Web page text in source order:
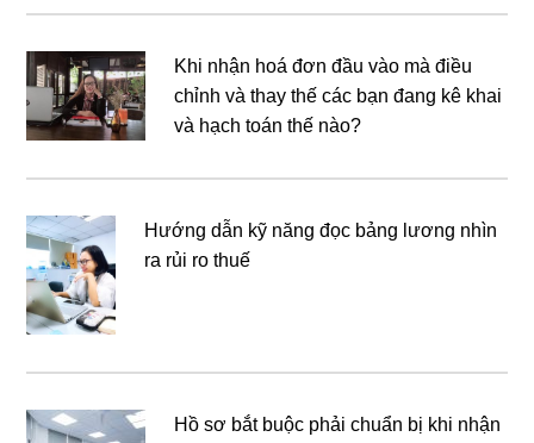
Khi nhận hoá đơn đầu vào mà điều
chỉnh và thay thế các bạn đang kê khai
và hạch toán thế nào?
Hướng dẫn kỹ năng đọc bảng lương nhìn
ra rủi ro thuế
Hồ sơ bắt buộc phải chuẩn bị khi nhận